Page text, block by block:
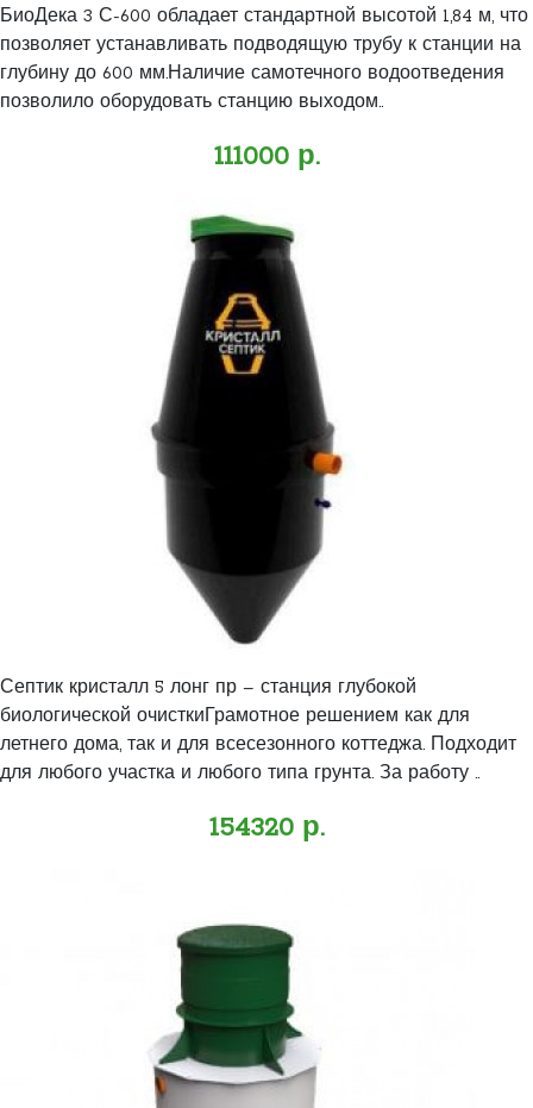
БиоДека 3 С-600 обладает стандартной высотой 1,84 м, что
позволяет устанавливать подводящую трубу к станции на
глубину до 600 мм.Наличие самотечного водоотведения
позволило оборудовать станцию выходом..
111000 р.
Септик кристалл 5 лонг пр – станция глубокой
биологической очисткиГрамотное решением как для
летнего дома, так и для всесезонного коттеджа. Подходит
для любого участка и любого типа грунта. За работу ..
154320 р.